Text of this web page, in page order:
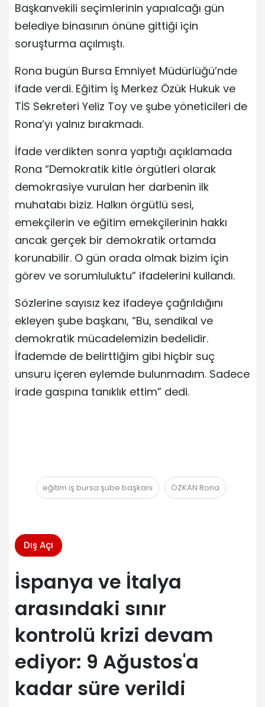
Başkanvekili seçimlerinin yapıalcağı gün
belediye binasının önüne gittiği için
soruşturma açılmıştı.
Rona bugün Bursa Emniyet Müdürlüğü’nde
ifade verdi. Eğitim İş Merkez Özük Hukuk ve
TİS Sekreteri Yeliz Toy ve şube yöneticileri de
Rona’yı yalnız bırakmadı.
İfade verdikten sonra yaptığı açıklamada
Rona “Demokratik kitle örgütleri olarak
demokrasiye vurulan her darbenin ilk
muhatabı biziz. Halkın örgütlü sesi,
emekçilerin ve eğitim emekçilerinin hakkı
ancak gerçek bir demokratik ortamda
korunabilir. O gün orada olmak bizim için
görev ve sorumluluktu” ifadelerini kullandı.
Sözlerine sayısız kez ifadeye çağrıldığını
ekleyen şube başkanı, “Bu, sendikal ve
demokratik mücadelemizin bedelidir.
İfademde de belirttiğim gibi hiçbir suç
unsuru içeren eylemde bulunmadım. Sadece
irade gaspına tanıklık ettim” dedi.
eğitim iş bursa şube başkanı ÖZKAN Rona
Dış Açı
İspanya ve İtalya
arasındaki sınır
kontrolü krizi devam
ediyor: 9 Ağustos'a
kadar süre verildi